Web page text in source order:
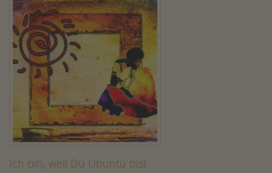
Ich bin, weil Du Ubuntu bist